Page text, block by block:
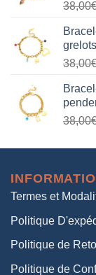
38,00
38,00
38,00
Termes et
Politique
Politique de
Politique de